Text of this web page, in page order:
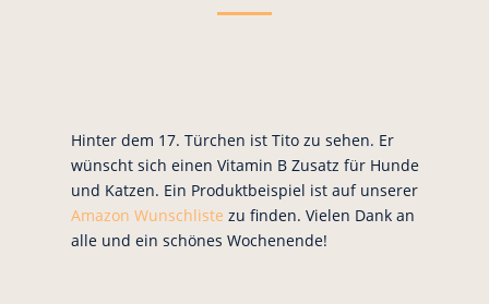
Hinter dem 17. Türchen ist Tito zu sehen. Er
wünscht sich einen Vitamin B Zusatz für Hunde
und Katzen. Ein Produktbeispiel ist auf unserer
Amazon Wunschliste zu finden. Vielen Dank an
alle und ein schönes Wochenende!